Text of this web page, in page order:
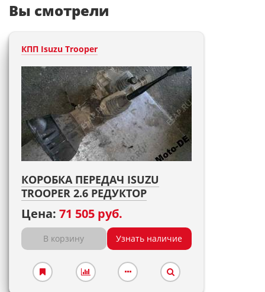
Вы смотрели
КПП Isuzu Trooper
КОРОБКА ПЕРЕДАЧ ISUZU
TROOPER 2.6 РЕДУКТОР
Цена: 71 505 руб.
В корзину Узнать наличие